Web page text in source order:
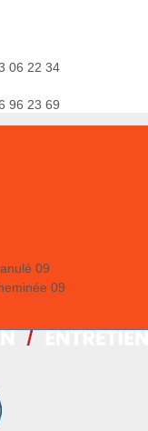
06 22 34
96 23 69
09
09